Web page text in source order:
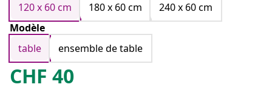
120 x 60 cm
180 x 60 cm
240 x 60 cm
Modèle
table
ensemble de table
CHF 40